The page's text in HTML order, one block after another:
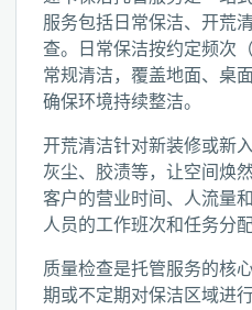
服务包括日常保洁、开荒
查。日常保洁按约定频次
常规清洁，覆盖地面、桌
确保环境持续整洁。
开荒清洁针对新装修或新
灰尘、胶渍等，让空间焕
客户的营业时间、人流量
人员的工作班次和任务分
质量检查是托管服务的核
期或不定期对保洁区域进